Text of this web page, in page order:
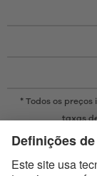
* Todos os preços
taxas
* A marca